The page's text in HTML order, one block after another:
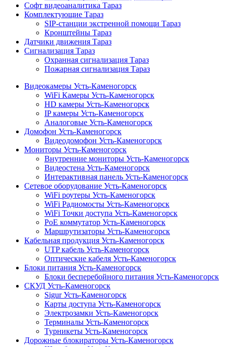
Софт видеоаналитика Тараз
Комплектующие Тараз
SIP-станции экстренной помощи Тараз
Кронштейны Тараз
Датчики движения Тараз
Сигнализация Тараз
Охранная сигнализация Тараз
Пожарная сигнализация Тараз
Видеокамеры Усть-Каменогорск
WiFi Камеры Усть-Каменогорск
HD камеры Усть-Каменогорск
IP камеры Усть-Каменогорск
Аналоговые Усть-Каменогорск
Домофон Усть-Каменогорск
Видеодомофон Усть-Каменогорск
Мониторы Усть-Каменогорск
Внутренние мониторы Усть-Каменогорск
Видеостена Усть-Каменогорск
Интерактивная панель Усть-Каменогорск
Сетевое оборудование Усть-Каменогорск
WiFi роутеры Усть-Каменогорск
WiFi Радиомосты Усть-Каменогорск
WiFi Точки доступа Усть-Каменогорск
PoE коммутатор Усть-Каменогорск
Маршрутизаторы Усть-Каменогорск
Кабельная продукция Усть-Каменогорск
UTP кабель Усть-Каменогорск
Оптические кабеля Усть-Каменогорск
Блоки питания Усть-Каменогорск
Блоки бесперебойного питания Усть-Каменогорск
СКУД Усть-Каменогорск
Sigur Усть-Каменогорск
Карты доступа Усть-Каменогорск
Электрозамки Усть-Каменогорск
Терминалы Усть-Каменогорск
Турникеты Усть-Каменогорск
Дорожные блокираторы Усть-Каменогорск